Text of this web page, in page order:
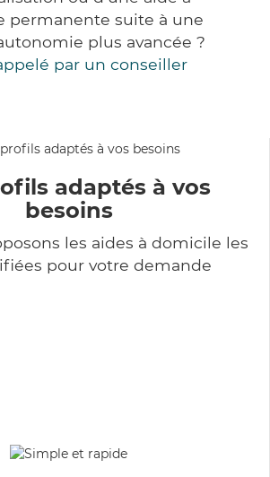
permanente suite à une
plus avancée ?
par un conseiller
adaptés à vos
besoins
les aides à domicile les
pour votre demande